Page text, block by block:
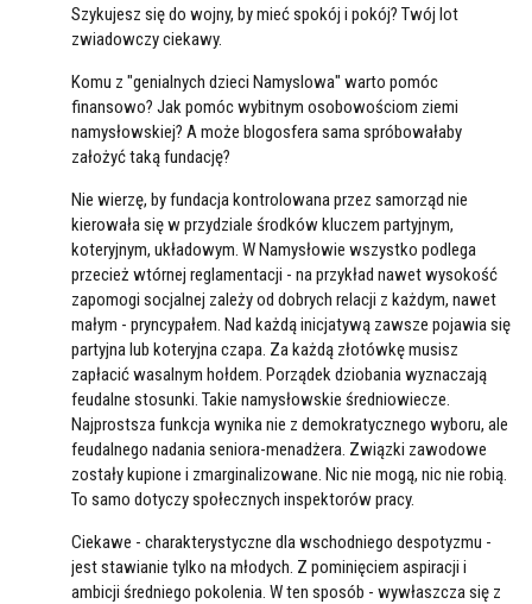
Szykujesz się do wojny, by mieć spokój i pokój? Twój lot
zwiadowczy ciekawy.
Komu z "genialnych dzieci Namyslowa" warto pomóc
finansowo? Jak pomóc wybitnym osobowościom ziemi
namysłowskiej? A może blogosfera sama spróbowałaby
założyć taką fundację?
Nie wierzę, by fundacja kontrolowana przez samorząd nie
kierowała się w przydziale środków kluczem partyjnym,
koteryjnym, układowym. W Namysłowie wszystko podlega
przecież wtórnej reglamentacji - na przykład nawet wysokość
zapomogi socjalnej zależy od dobrych relacji z każdym, nawet
małym - pryncypałem. Nad każdą inicjatywą zawsze pojawia się
partyjna lub koteryjna czapa. Za każdą złotówkę musisz
zapłacić wasalnym hołdem. Porządek dziobania wyznaczają
feudalne stosunki. Takie namysłowskie średniowiecze.
Najprostsza funkcja wynika nie z demokratycznego wyboru, ale
feudalnego nadania seniora-menadżera. Związki zawodowe
zostały kupione i zmarginalizowane. Nic nie mogą, nic nie robią.
To samo dotyczy społecznych inspektorów pracy.
Ciekawe - charakterystyczne dla wschodniego despotyzmu -
jest stawianie tylko na młodych. Z pominięciem aspiracji i
ambicji średniego pokolenia. W ten sposób - wywłaszcza się z